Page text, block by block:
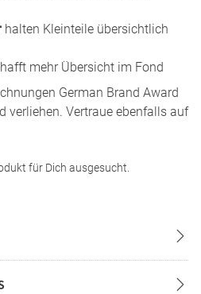
halten Kleinteile übersichtlich
mehr Übersicht im Fond
German Brand Award
verliehen. Vertraue ebenfalls auf
für Dich ausgesucht.